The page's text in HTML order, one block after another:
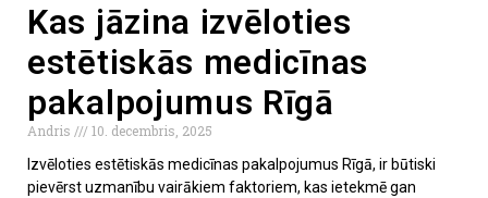
Kas jāzina izvēloties
estētiskās medicīnas
pakalpojumus Rīgā
Andris
10. decembris, 2025
Izvēloties estētiskās medicīnas pakalpojumus Rīgā, ir būtiski
pievērst uzmanību vairākiem faktoriem, kas ietekmē gan